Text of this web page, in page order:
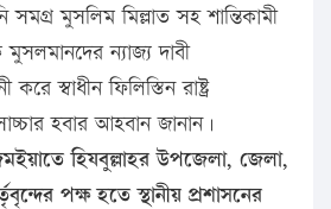
মুসলিম মিল্লাত সহ শান্তিকামী
ন্যাজ্য দাবী
স্বাধীন ফিলিস্তিন রাষ্ট্র
হবার আহবান জানান।
হিযবুল্লাহর উপজেলা, জেলা,
পক্ষ হতে স্থানীয় প্রশাসনের